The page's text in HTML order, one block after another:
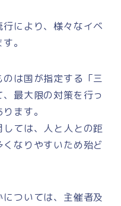
により、様々なイベ
。
は国が指定する「三
最大限の対策を行っ
ます。
ては、人と人との距
なりやすいため殆ど
ついては、主催者及